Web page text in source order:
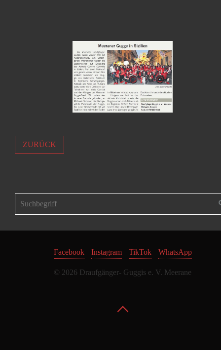
ZURÜCK
Facebook Instagram TikTok WhatsApp
© 2026 Draufgänger- Guggis e. V. Meerane